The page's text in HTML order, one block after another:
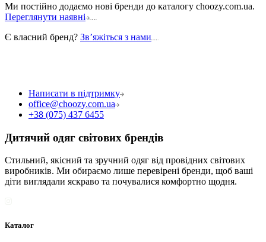
Ми постійно додаємо нові бренди до каталогу choozy.com.ua.
Переглянути наявні
Є власний бренд? Звʼяжіться з нами
Написати в підтримку
office@choozy.com.ua
+38 (075) 437 6455
Дитячий одяг світових брендів
Стильний, якісний та зручний одяг від провідних світових
виробників. Ми обираємо лише перевірені бренди, щоб ваші
діти виглядали яскраво та почувалися комфортно щодня.
Каталог